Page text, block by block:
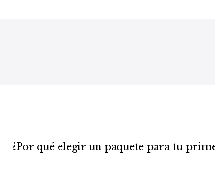
Next¿Por qué elegir un paquete para tu